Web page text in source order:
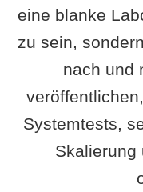
eine blanke
zu sein,
nach und
Systemtests,
Skalierung